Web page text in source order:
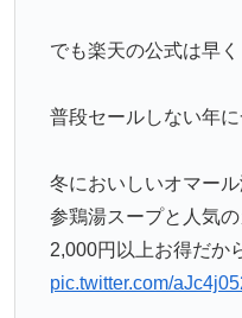
でも楽天の公式は早
普段セールしない年
冬においしいオマー
参鶏湯スープと人気
2,000円以上お得だ
pic.twitter.com/